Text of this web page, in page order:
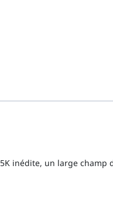
inédite, un large champ